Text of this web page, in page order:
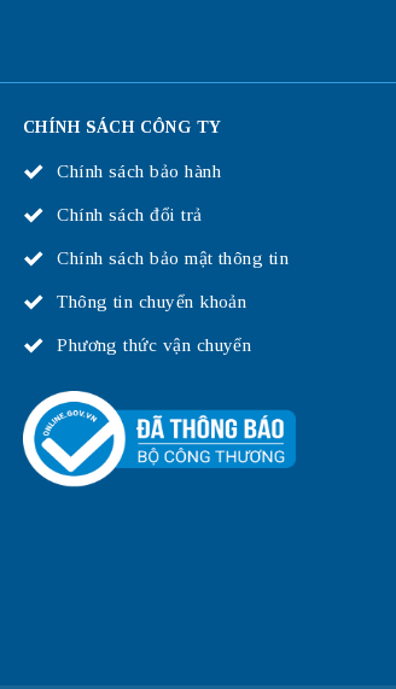
CHÍNH SÁCH CÔNG TY
Chính sách bảo hành
Chính sách đổi trả
Chính sách bảo mật thông tin
Thông tin chuyển khoản
Phương thức vận chuyển